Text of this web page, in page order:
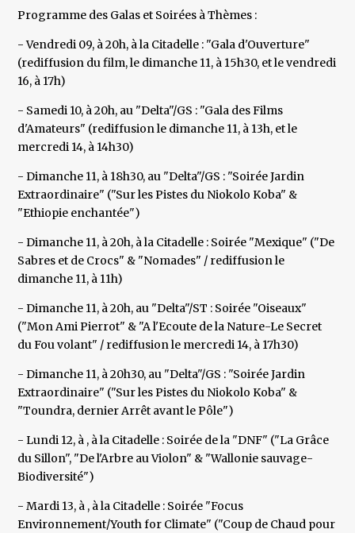
Programme des Galas et Soirées à Thèmes :
- Vendredi 09, à 20h, à la Citadelle : "Gala d'Ouverture"
(rediffusion du film, le dimanche 11, à 15h30, et le vendredi
16, à 17h)
- Samedi 10, à 20h, au "Delta"/GS : "Gala des Films
d'Amateurs" (rediffusion le dimanche 11, à 13h, et le
mercredi 14, à 14h30)
- Dimanche 11, à 18h30, au "Delta"/GS : "Soirée Jardin
Extraordinaire" ("Sur les Pistes du Niokolo Koba" &
"Ethiopie enchantée")
- Dimanche 11, à 20h, à la Citadelle : Soirée "Mexique" ("De
Sabres et de Crocs" & "Nomades" / rediffusion le
dimanche 11, à 11h)
- Dimanche 11, à 20h, au "Delta"/ST : Soirée "Oiseaux"
("Mon Ami Pierrot" & "A l'Ecoute de la Nature-Le Secret
du Fou volant" / rediffusion le mercredi 14, à 17h30)
- Dimanche 11, à 20h30, au "Delta"/GS : "Soirée Jardin
Extraordinaire" ("Sur les Pistes du Niokolo Koba" &
"Toundra, dernier Arrêt avant le Pôle")
- Lundi 12, à , à la Citadelle : Soirée de la "DNF" ("La Grâce
du Sillon", "De l'Arbre au Violon" & "Wallonie sauvage-
Biodiversité")
- Mardi 13, à , à la Citadelle : Soirée "Focus
Environnement/Youth for Climate" ("Coup de Chaud pour